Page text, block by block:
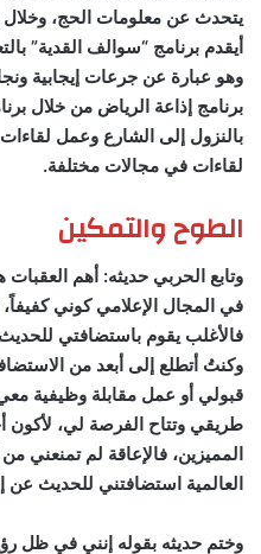
يتحدث عن معلومات الحج،
أيقدم برنامج “سوالف القدية”
وهو عبارة عن جرعات إيجابية
برنامج إذاعة الرياض من خلال
بالنزول إلى الشارع وعمل
لقاءات في مجالات مختلفة.
الطوح والتمكين
وتابع الحربي حديثه: أهم
في المجال الإعلامي كوني كفيفاً،
فالأغلب يقوم باستضافتي
وكنتُ أتطلع إلى أبعد من
قبولي أو عمل مقابلة وظيفية
طريقي وتتاح الفرصة لي، لأكون
المميزين، فالإعاقة لم تمنعني
العالمية استضافتني للحديث
وختم حديثه بقوله إنني في ظل